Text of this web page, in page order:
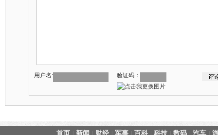
用户名: 验证码：
首页 新闻 财经 军事 百科 科技 数码 汽车